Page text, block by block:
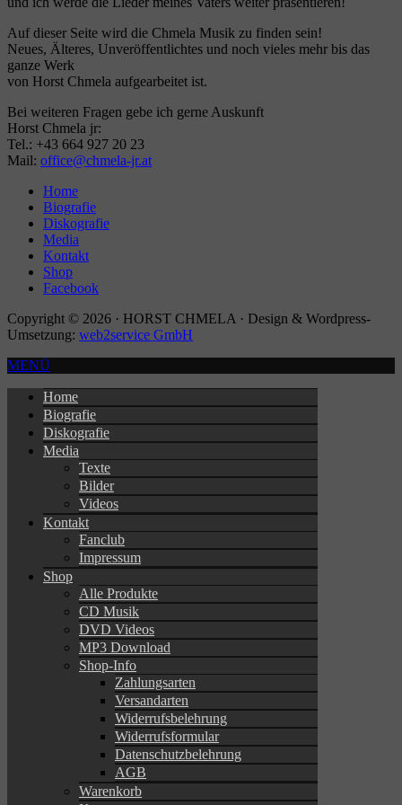
Auf dieser Seite wird die Chmela Musik zu finden sein!
Neues, Älteres, Unveröffentlichtes und noch vieles mehr bis das
ganze Werk
von Horst Chmela aufgearbeitet ist.
Bei weiteren Fragen gebe ich gerne Auskunft
Horst Chmela jr:
Tel.: +43 664 927 20 23
Mail: office@chmela-jr.at
Home
Biografie
Diskografie
Media
Kontakt
Shop
Facebook
Copyright © 2026 · HORST CHMELA · Design & Wordpress-
Umsetzung: web2service GmbH
MENÜ
Home
Biografie
Diskografie
Media
Texte
Bilder
Videos
Kontakt
Fanclub
Impressum
Shop
Alle Produkte
CD Musik
DVD Videos
MP3 Download
Shop-Info
Zahlungsarten
Versandarten
Widerrufsbelehrung
Widerrufsformular
Datenschutzbelehrung
AGB
Warenkorb